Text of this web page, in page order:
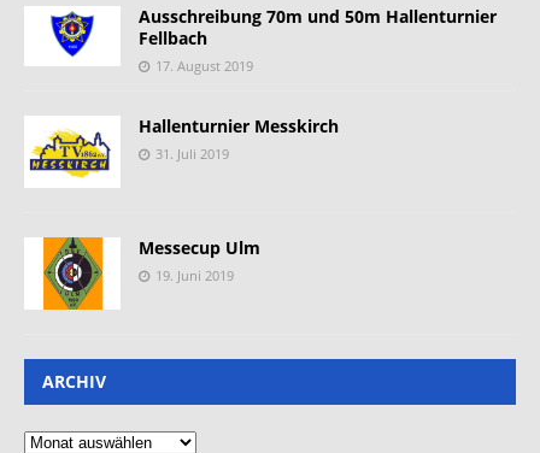
Ausschreibung 70m und 50m Hallenturnier
Fellbach
17. August 2019
Hallenturnier Messkirch
31. Juli 2019
Messecup Ulm
19. Juni 2019
ARCHIV